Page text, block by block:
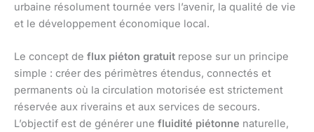
urbaine résolument tournée vers l’avenir, la qualité de vie
et le développement économique local.
Le concept de flux piéton gratuit repose sur un principe
simple : créer des périmètres étendus, connectés et
permanents où la circulation motorisée est strictement
réservée aux riverains et aux services de secours.
L’objectif est de générer une fluidité piétonne naturelle,